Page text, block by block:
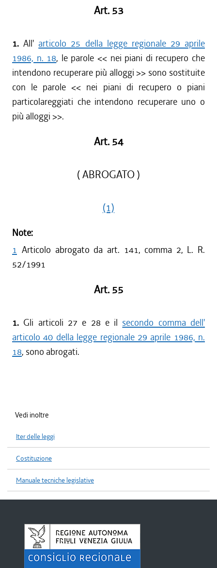
Art. 53
1. All' articolo 25 della legge regionale 29 aprile
1986, n. 18, le parole << nei piani di recupero che
intendono recuperare più alloggi >> sono sostituite
con le parole << nei piani di recupero o piani
particolareggiati che intendono recuperare uno o
più alloggi >>.
Art. 54
( ABROGATO )
(1)
Note:
1 Articolo abrogato da art. 141, comma 2, L. R.
52/1991
Art. 55
1. Gli articoli 27 e 28 e il secondo comma dell'
articolo 40 della legge regionale 29 aprile 1986, n.
18, sono abrogati.
Vedi inoltre
Iter delle leggi
Costituzione
Manuale tecniche legislative